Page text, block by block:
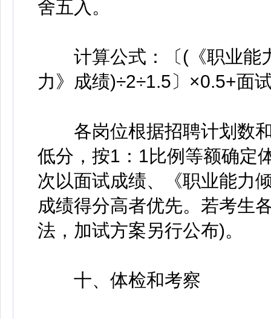
舍五入。
计算公式：〔(《职业能
力》成绩)÷2÷1.5〕×0.5+面
各岗位根据招聘计划数和
低分，按1：1比例等额确定
次以面试成绩、《职业能力
成绩得分高者优先。若考生
法，加试方案另行公布)。
十、体检和考察